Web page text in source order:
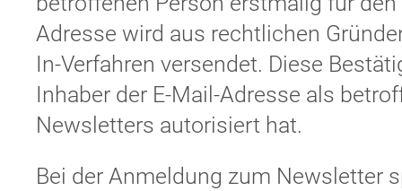
Adresse wird aus rechtlichen
In-Verfahren versendet. Diese
Inhaber der E-Mail-Adresse als
Newsletters autorisiert hat.
Bei der Anmeldung zum Newsletter